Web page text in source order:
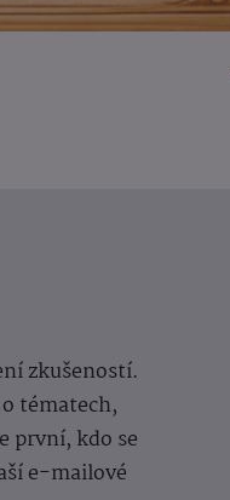
zkušeností.
tématech,
první, kdo se
e-mailové